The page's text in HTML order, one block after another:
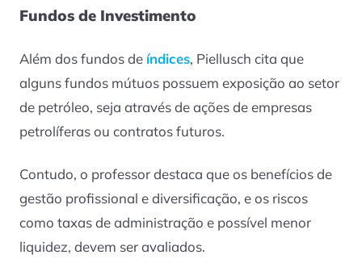
Fundos de Investimento
Além dos fundos de índices, Piellusch cita que
alguns fundos mútuos possuem exposição ao setor
de petróleo, seja através de ações de empresas
petrolíferas ou contratos futuros.
Contudo, o professor destaca que os benefícios de
gestão profissional e diversificação, e os riscos
como taxas de administração e possível menor
liquidez, devem ser avaliados.